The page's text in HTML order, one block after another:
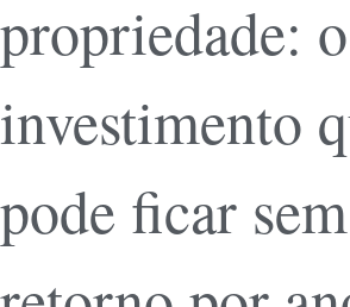
propriedade: o
investimento
pode ficar sem